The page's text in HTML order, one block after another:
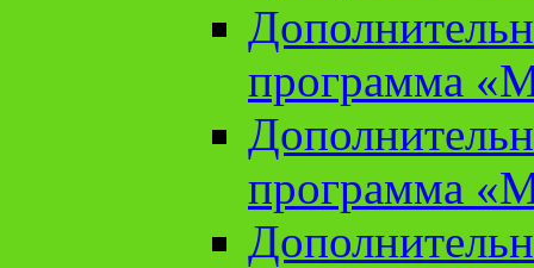
программа
программа